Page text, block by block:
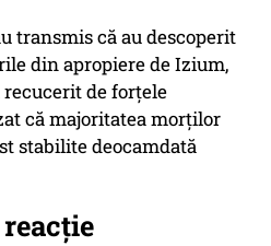
transmis că au descoperit
din apropiere de Izium,
de forţele
că majoritatea morţilor
stabilite deocamdată